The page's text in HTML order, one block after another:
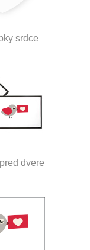
srdce
dvere